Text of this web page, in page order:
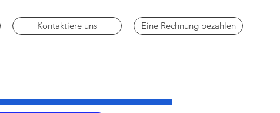
Kontaktiere uns Eine Rechnung bezahlen